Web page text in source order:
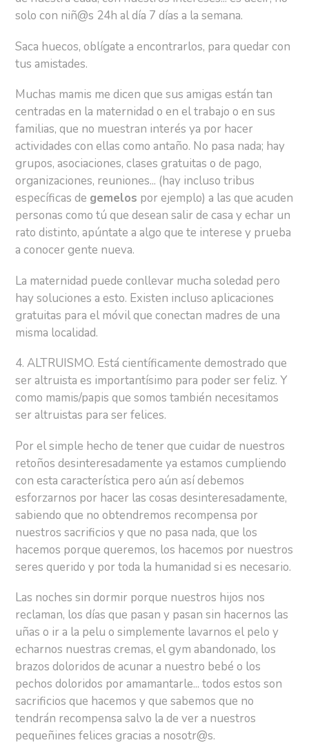
solo con niñ@s 24h al día 7 días a la semana.
Saca huecos, oblígate a encontrarlos, para quedar con
tus amistades.
Muchas mamis me dicen que sus amigas están tan
centradas en la maternidad o en el trabajo o en sus
familias, que no muestran interés ya por hacer
actividades con ellas como antaño. No pasa nada; hay
grupos, asociaciones, clases gratuitas o de pago,
organizaciones, reuniones... (hay incluso tribus
específicas de gemelos por ejemplo) a las que acuden
personas como tú que desean salir de casa y echar un
rato distinto, apúntate a algo que te interese y prueba
a conocer gente nueva.
La maternidad puede conllevar mucha soledad pero
hay soluciones a esto. Existen incluso aplicaciones
gratuitas para el móvil que conectan madres de una
misma localidad.
4. ALTRUISMO. Está científicamente demostrado que
ser altruista es importantísimo para poder ser feliz. Y
como mamis/papis que somos también necesitamos
ser altruistas para ser felices.
Por el simple hecho de tener que cuidar de nuestros
retoños desinteresadamente ya estamos cumpliendo
con esta característica pero aún así debemos
esforzarnos por hacer las cosas desinteresadamente,
sabiendo que no obtendremos recompensa por
nuestros sacrificios y que no pasa nada, que los
hacemos porque queremos, los hacemos por nuestros
seres querido y por toda la humanidad si es necesario.
Las noches sin dormir porque nuestros hijos nos
reclaman, los días que pasan y pasan sin hacernos las
uñas o ir a la pelu o simplemente lavarnos el pelo y
echarnos nuestras cremas, el gym abandonado, los
brazos doloridos de acunar a nuestro bebé o los
pechos doloridos por amamantarle... todos estos son
sacrificios que hacemos y que sabemos que no
tendrán recompensa salvo la de ver a nuestros
pequeñines felices gracias a nosotr@s.